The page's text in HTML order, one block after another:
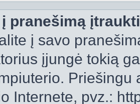
pranešimą
į savo
įjungė tokią
Internete, pvz.: